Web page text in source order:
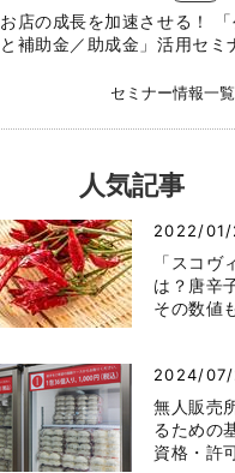
お店の成長を加速させる！
と補助金／助成金」活用セミ
セミナー情報一
人気記事
2022/
「スコヴ
は？唐辛
その数値
2024/
無人販売
るための
資格・許